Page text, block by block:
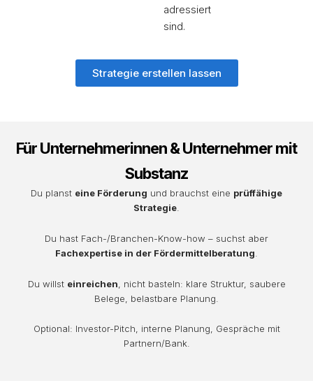
adressiert
sind.
Strategie erstellen lassen
Für Unternehmerinnen & Unternehmer mit
Substanz
Du planst eine Förderung und brauchst eine prüffähige
Strategie
Du hast Fach-/Branchen-Know-how – suchst aber
Fachexpertise in der Fördermittelberatung
Du willst einreichen , nicht basteln: klare Struktur, saubere
Belege, belastbare Planung.
Optional: Investor-Pitch, interne Planung, Gespräche mit
Partnern/Bank.